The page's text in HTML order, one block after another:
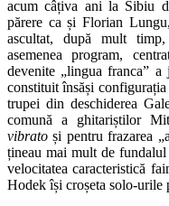
acum câțiva ani la Sibiu
părere ca și Florian
ascultat, după mult
asemenea program,
devenite „lingua franca”
constituit însăși
trupei din deschiderea
comună a ghitariștilor
vibratoși pentru frazarea
țineau mai mult de
velocitatea caracteristică
Hodek își croșeta solo-urile